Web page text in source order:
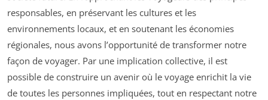
responsables, en préservant les cultures et les
environnements locaux, et en soutenant les économies
régionales, nous avons l’opportunité de transformer notre
façon de voyager. Par une implication collective, il est
possible de construire un avenir où le voyage enrichit la vie
de toutes les personnes impliquées, tout en respectant notre